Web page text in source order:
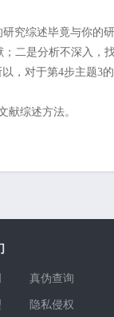
究综述毕竟与你的研
二是分析不深入，
，对于第4步主题3的
献综述方法。
真伪查询
隐私侵权